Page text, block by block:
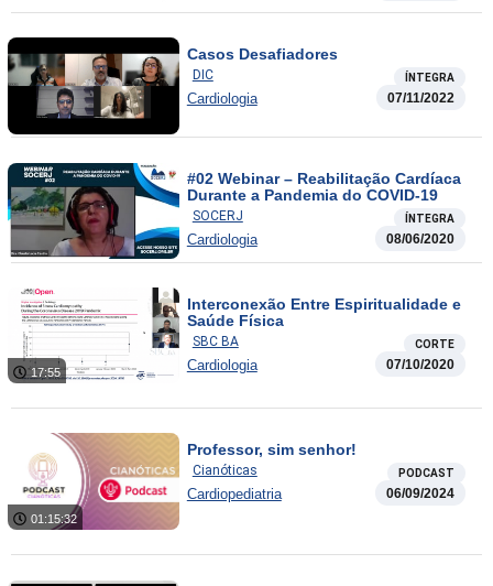
Casos Desafiadores
DIC ÍNTEGRA
Cardiologia 07/11/2022
#02 Webinar – Reabilitação Cardíaca
Durante a Pandemia do COVID-19
SOCERJ ÍNTEGRA
Cardiologia 08/06/2020
17:55
Interconexão Entre Espiritualidade e
Saúde Física
SBC BA CORTE
Cardiologia 07/10/2020
01:15:32
Professor, sim senhor!
Cianóticas PODCAST
Cardiopediatria 06/09/2024